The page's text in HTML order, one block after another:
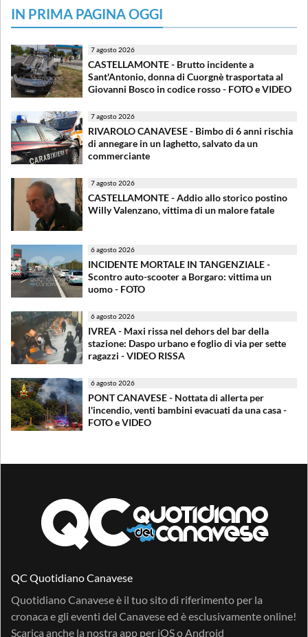
IN PRIMA PAGINA OGGI
7 agosto 2026
CASTELLAMONTE - Brutto incidente a
Sant'Antonio, donna di Cuorgnè trasportata al
Giovanni Bosco in codice rosso - FOTO e VIDEO
7 agosto 2026
RIVAROLO CANAVESE - Bimbo di 6 anni rischia
di annegare in un laghetto, salvato da un
commerciante
7 agosto 2026
CASTELLAMONTE - Addio allo storico postino
Willy Valenzano, vittima di un malore fatale
6 agosto 2026
INCIDENTE MORTALE IN TANGENZIALE -
Scontro auto-scooter a Borgaro: vittima un
uomo - FOTO
6 agosto 2026
IVREA - Maxi rissa nel dehors del bar della
stazione: Daspo urbano e foglio di via per sette
ragazzi - VIDEO RISSA
6 agosto 2026
PONT CANAVESE - Nottata di allerta per
l'incendio, venti bambini evacuati da una casa -
FOTO e VIDEO
QC Quotidiano Canavese
Quotidiano Canavese è il tuo sito di riferimento per la
cronaca e gli eventi del Canavese ed è esclusivamente online!
Scarica anche la nostra app per iOSo Android